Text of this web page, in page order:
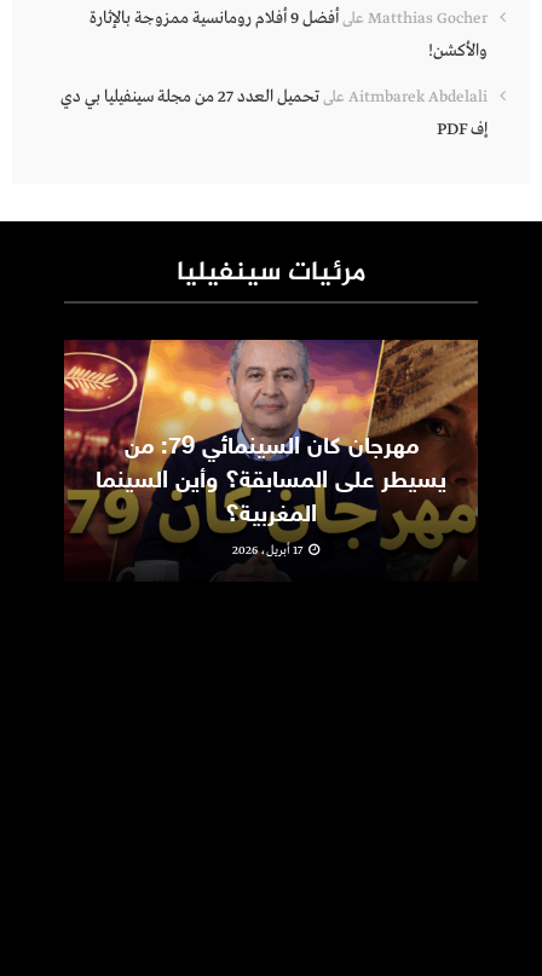
Matthias Gocher على
أفضل 9 أفلام رومانسية ممزوجة بالإثارة
والأكشن!
Aitmbarek Abdelali على
تحميل العدد 27 من مجلة سينفيليا بي دي
إف PDF
مرئيات سينفيليا
مهرجان كان السينمائي 79: من
يسيطر على المسابقة؟ وأين السينما
المغربية؟
17 أبريل، 2026